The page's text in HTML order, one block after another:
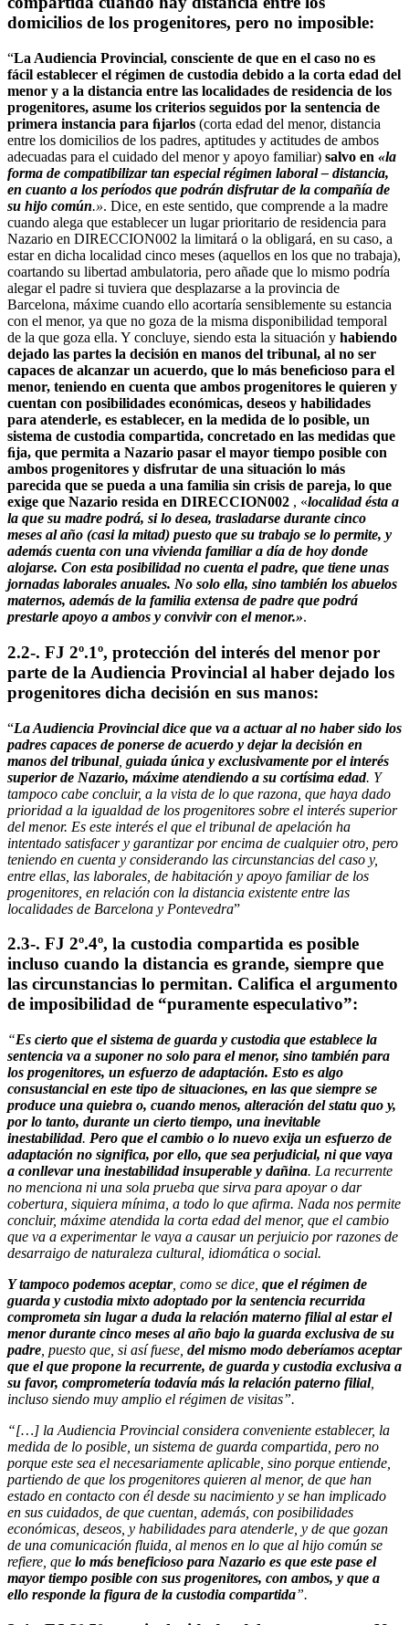
domicilios de los progenitores, pero no imposible:
“La Audiencia Provincial, consciente de que en el caso no es
fácil establecer el régimen de custodia debido a la corta edad del
menor y a la distancia entre las localidades de residencia de los
progenitores, asume los criterios seguidos por la sentencia de
primera instancia para ﬁjarlos (corta edad del menor, distancia
entre los domicilios de los padres, aptitudes y actitudes de ambos
adecuadas para el cuidado del menor y apoyo familiar) salvo en «la
forma de compatibilizar tan especial régimen laboral – distancia,
en cuanto a los períodos que podrán disfrutar de la compañía de
su hijo común.». Dice, en este sentido, que comprende a la madre
cuando alega que establecer un lugar prioritario de residencia para
Nazario en DIRECCION002 la limitará o la obligará, en su caso, a
estar en dicha localidad cinco meses (aquellos en los que no trabaja),
coartando su libertad ambulatoria, pero añade que lo mismo podría
alegar el padre si tuviera que desplazarse a la provincia de
Barcelona, máxime cuando ello acortaría sensiblemente su estancia
con el menor, ya que no goza de la misma disponibilidad temporal
de la que goza ella. Y concluye, siendo esta la situación y habiendo
dejado las partes la decisión en manos del tribunal, al no ser
capaces de alcanzar un acuerdo, que lo más beneﬁcioso para el
menor, teniendo en cuenta que ambos progenitores le quieren y
cuentan con posibilidades económicas, deseos y habilidades
para atenderle, es establecer, en la medida de lo posible, un
sistema de custodia compartida, concretado en las medidas que
ﬁja, que permita a Nazario pasar el mayor tiempo posible con
ambos progenitores y disfrutar de una situación lo más
parecida que se pueda a una familia sin crisis de pareja, lo que
exige que Nazario resida en DIRECCION002 , «localidad ésta a
la que su madre podrá, si lo desea, trasladarse durante cinco
meses al año (casi la mitad) puesto que su trabajo se lo permite, y
además cuenta con una vivienda familiar a día de hoy donde
alojarse. Con esta posibilidad no cuenta el padre, que tiene unas
jornadas laborales anuales. No solo ella, sino también los abuelos
maternos, además de la familia extensa de padre que podrá
prestarle apoyo a ambos y convivir con el menor.».
2.2-. FJ 2º.1º, protección del interés del menor por
parte de la Audiencia Provincial al haber dejado los
progenitores dicha decisión en sus manos:
“La Audiencia Provincial dice que va a actuar al no haber sido los
padres capaces de ponerse de acuerdo y dejar la decisión en
manos del tribunal, guiada única y exclusivamente por el interés
superior de Nazario, máxime atendiendo a su cortísima edad. Y
tampoco cabe concluir, a la vista de lo que razona, que haya dado
prioridad a la igualdad de los progenitores sobre el interés superior
del menor. Es este interés el que el tribunal de apelación ha
intentado satisfacer y garantizar por encima de cualquier otro, pero
teniendo en cuenta y considerando las circunstancias del caso y,
entre ellas, las laborales, de habitación y apoyo familiar de los
progenitores, en relación con la distancia existente entre las
localidades de Barcelona y Pontevedra”
2.3-. FJ 2º.4º, la custodia compartida es posible
incluso cuando la distancia es grande, siempre que
las circunstancias lo permitan. Califica el argumento
de imposibilidad de “puramente especulativo”:
“Es cierto que el sistema de guarda y custodia que establece la
sentencia va a suponer no solo para el menor, sino también para
los progenitores, un esfuerzo de adaptación. Esto es algo
consustancial en este tipo de situaciones, en las que siempre se
produce una quiebra o, cuando menos, alteración del statu quo y,
por lo tanto, durante un cierto tiempo, una inevitable
inestabilidad. Pero que el cambio o lo nuevo exija un esfuerzo de
adaptación no significa, por ello, que sea perjudicial, ni que vaya
a conllevar una inestabilidad insuperable y dañina. La recurrente
no menciona ni una sola prueba que sirva para apoyar o dar
cobertura, siquiera mínima, a todo lo que afirma. Nada nos permite
concluir, máxime atendida la corta edad del menor, que el cambio
que va a experimentar le vaya a causar un perjuicio por razones de
desarraigo de naturaleza cultural, idiomática o social.
Y tampoco podemos aceptar, como se dice, que el régimen de
guarda y custodia mixto adoptado por la sentencia recurrida
comprometa sin lugar a duda la relación materno filial al estar el
menor durante cinco meses al año bajo la guarda exclusiva de su
padre , puesto que, si así fuese, del mismo modo deberíamos aceptar
que el que propone la recurrente, de guarda y custodia exclusiva a
su favor, comprometería todavía más la relación paterno filial,
incluso siendo muy amplio el régimen de visitas”.
“[…] la Audiencia Provincial considera conveniente establecer, la
medida de lo posible, un sistema de guarda compartida, pero no
porque este sea el necesariamente aplicable, sino porque entiende,
partiendo de que los progenitores quieren al menor, de que han
estado en contacto con él desde su nacimiento y se han implicado
en sus cuidados, de que cuentan, además, con posibilidades
económicas, deseos, y habilidades para atenderle, y de que gozan
de una comunicación fluida, al menos en lo que al hijo común se
refiere, que lo más beneficioso para Nazario es que este pase el
mayor tiempo posible con sus progenitores, con ambos, y que a
ello responde la figura de la custodia compartida”.